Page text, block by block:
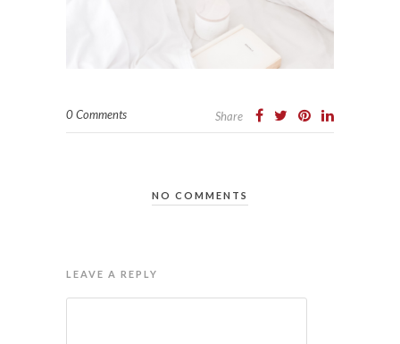
0 Comments Share
NO COMMENTS
LEAVE A REPLY